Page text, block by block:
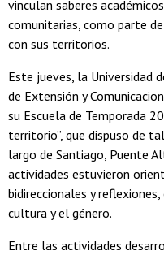
vinculan saberes
comunitarias, como parte
con sus territorios.
Este jueves, la Universidad
de Extensión y
su Escuela de Temporada
territorio”, que dispuso de
largo de Santiago, Puente
actividades estuvieron
bidireccionales y
cultura y el género.
Entre las actividades